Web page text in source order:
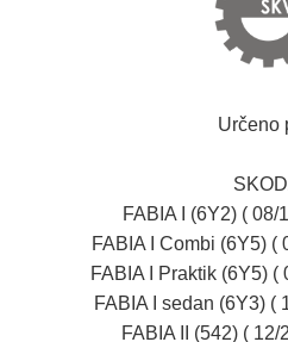
Určeno
FABIA I (6Y2) ( 08/
FABIA I Combi (6Y5) (
FABIA I Praktik (6Y5) (
FABIA I sedan (6Y3) (
FABIA II (542) (